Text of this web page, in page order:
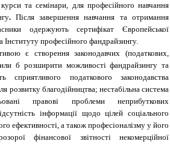
та семінари, для професійного навчання
. Після завершення навчання та отримання
одержують сертифікат Європейської
Інституту професійного фандрайзингу.
є створення законодавчих (податкових,
б розширити можливості фандрайзингу та
сприятливого податкового законодавства
розвитку благодійництва; нестабільна система
правові проблеми неприбуткових
інформації щодо цілей соціального
ефективності, а також професіоналізму у його
фінансової звітності некомерційної